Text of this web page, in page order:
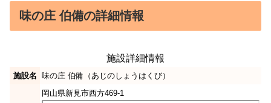
味の庄 伯備の詳細情報
施設詳細情報
施設名 味の庄 伯備（あじのしょうはくび）
岡山県新見市西方469-1